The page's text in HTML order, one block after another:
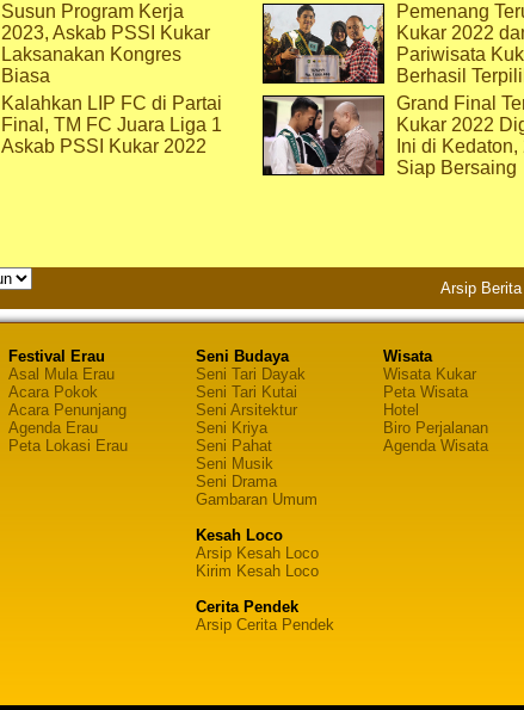
Susun Program Kerja
2023, Askab PSSI Kukar
Laksanakan Kongres
Biasa
Kalahkan LIP FC di Partai
Final, TM FC Juara Liga 1
Askab PSSI Kukar 2022
Pemenang
Kukar 2022
Pariwisata
Berhasil
Grand Final
Kukar 2022
Ini di
Siap Bersaing
Arsip
Festival Erau
Asal Mula Erau
Acara Pokok
Acara Penunjang
Agenda Erau
Peta Lokasi Erau
Seni Budaya
Seni Tari Dayak
Seni Tari Kutai
Seni Arsitektur
Seni Kriya
Seni Pahat
Seni Musik
Seni Drama
Gambaran Umum
Kesah Loco
Arsip Kesah Loco
Kirim Kesah Loco
Cerita Pendek
Arsip Cerita Pendek
Wisata
Wisata Kukar
Peta Wisata
Hotel
Biro Perjalanan
Agenda Wisata